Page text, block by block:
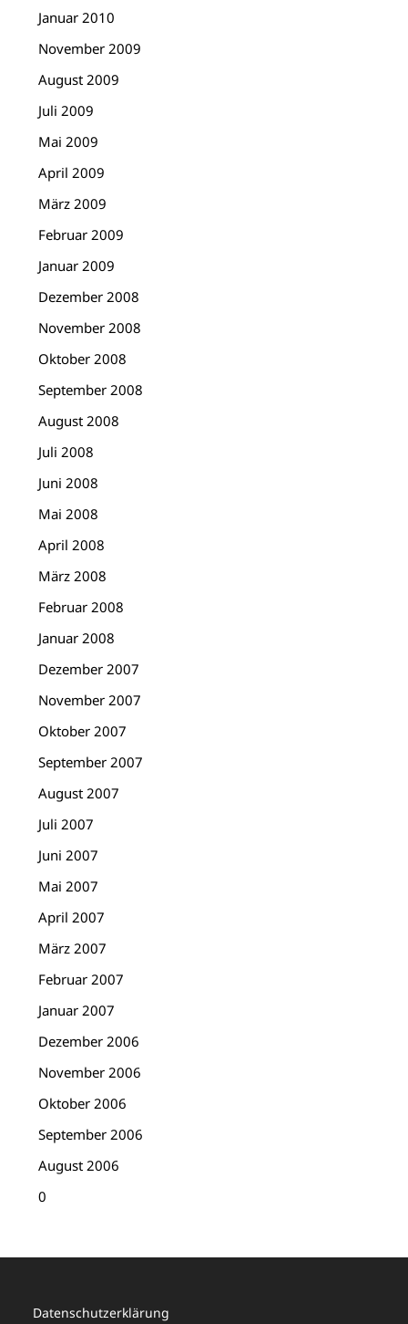
Januar 2010
November 2009
August 2009
Juli 2009
Mai 2009
April 2009
März 2009
Februar 2009
Januar 2009
Dezember 2008
November 2008
Oktober 2008
September 2008
August 2008
Juli 2008
Juni 2008
Mai 2008
April 2008
März 2008
Februar 2008
Januar 2008
Dezember 2007
November 2007
Oktober 2007
September 2007
August 2007
Juli 2007
Juni 2007
Mai 2007
April 2007
März 2007
Februar 2007
Januar 2007
Dezember 2006
November 2006
Oktober 2006
September 2006
August 2006
0
Datenschutzerklärung